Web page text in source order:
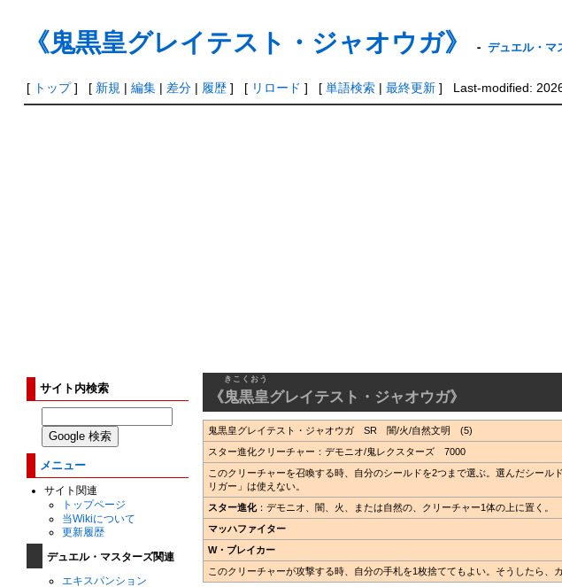
《鬼黒皇グレイテスト・ジャオウガ》 - デュエル・マ
[ トップ] [ 新規| 編集| 差分| 履歴] [ リロード ] [ 単語検索| 最終更新] Last-modified:
サイト内検索
メニュー
サイト関連
トップページ
当Wikiについて
更新履歴
デュエル・マスターズ関連
エキスパンション
《鬼黒皇
きこくおう
グレイテスト・ジャオウガ》
鬼黒皇グレイテスト・ジャオウガ SR 闇/火/自然文明 (5)
スター進化クリーチャー：デモニオ/鬼レクスターズ 7000
このクリーチャーを召喚する時、自分のシールドを2つまで選ぶ。選んだシー
リガー」は使えない。
スター進化：デモニオ、闇、火、または自然の、クリーチャー1体の上に置く。
マッハファイター
W・ブレイカー
このクリーチャーが攻撃する時、自分の手札を1枚捨ててもよい。そうしたら、